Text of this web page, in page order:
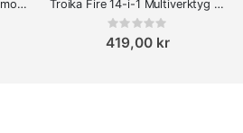
Espresso Doppio Liten Termosmugg
Troika Fire 14-i-1 Multiverktyg - Överlevnadsverktyg med Eldstål
Rating:
0%
419,00 kr